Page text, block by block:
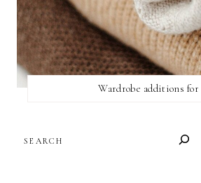
Wardrobe additions